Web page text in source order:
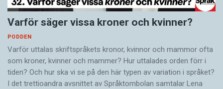
Varför säger vissa kroner och kvinner?
PODDEN
Varför uttalas skriftspråkets kronor, kvinnor och mammor ofta
som kroner, kvinner och mammer? Hur uttalades orden förr i
tiden? Och hur ska vi se på den här typen av variation i språket?
I det trettioandra avsnittet av Språktombolan samtalar Lena